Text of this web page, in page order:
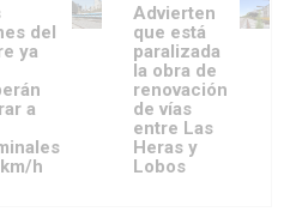
del
ya
a
h
Advierten
que está
paralizada
la obra de
renovación
de vías
entre Las
Heras y
Lobos